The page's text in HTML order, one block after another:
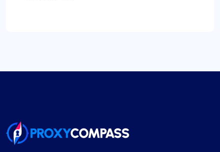
อเล็กซานเดร ดูปุยส์
ใช้งาน ProxyCompass มามากกว่าหนึ่งปีแล้ว และ